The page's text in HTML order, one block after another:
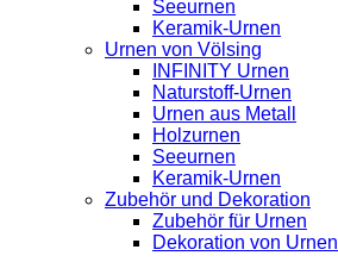
Seeurnen
Keramik-Urnen
Urnen von Völsing
INFINITY Urnen
Naturstoff-Urnen
Urnen aus Metall
Holzurnen
Seeurnen
Keramik-Urnen
Zubehör und Dekoration
Zubehör für Urnen
Dekoration von Urnen